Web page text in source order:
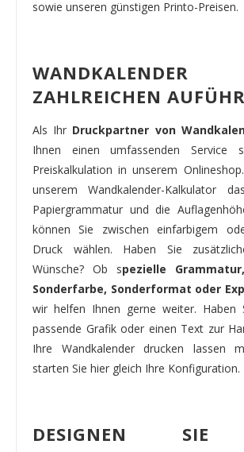
sowie unseren günstigen Printo-Preisen.
ZAHLREICHEN
Als Ihr Druckpartner von
Ihnen einen umfassenden Service
Preiskalkulation in unserem
unserem Wandkalender-Kalkulator
Papiergrammatur und die
können Sie zwischen einfarbigem
Druck wählen. Haben Sie
Wünsche? Ob spezielle
Sonderfarbe, Sonderformat oder
wir helfen Ihnen gerne weiter. Haben
passende Grafik oder einen Text zur
Ihre Wandkalender drucken lassen
starten Sie hier gleich Ihre Konfiguration.
DESIGNEN SIE